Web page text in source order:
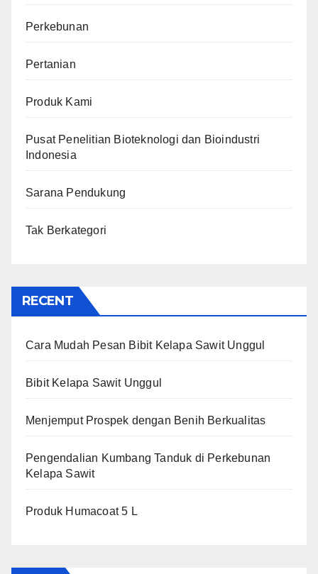
Perkebunan
Pertanian
Produk Kami
Pusat Penelitian Bioteknologi dan Bioindustri
Indonesia
Sarana Pendukung
Tak Berkategori
RECENT
Cara Mudah Pesan Bibit Kelapa Sawit Unggul
Bibit Kelapa Sawit Unggul
Menjemput Prospek dengan Benih Berkualitas
Pengendalian Kumbang Tanduk di Perkebunan
Kelapa Sawit
Produk Humacoat 5 L